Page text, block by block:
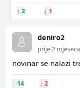
↑ 2 ↓ 1
deniro2
prije 2 mjeseca
novinar se nalazi
↑ 14 ↓ 2